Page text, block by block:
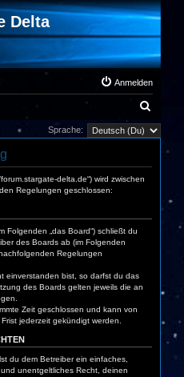
Delta
Anmelden
u
Sprache:
delta.de“) wird zwischen
Regelungen geschlossen:
Folgenden „das Board“) schließt du
des Boards ab (im Folgenden
Regelungen
einverstanden bist, so darfst du das
des Boards gelten jeweils die an
Zeit geschlossen und kann von
jederzeit gekündigt werden.
du dem Betreiber ein einfaches,
unentgeltliches Recht, deinen